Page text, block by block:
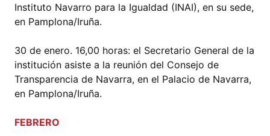
Instituto Navarro para la Igualdad (INAI), en su sede,
en Pamplona/Iruña.
30 de enero. 16,00 horas: el Secretario General de la
institución asiste a la reunión del Consejo de
Transparencia de Navarra, en el Palacio de Navarra,
en Pamplona/Iruña.
FEBRERO